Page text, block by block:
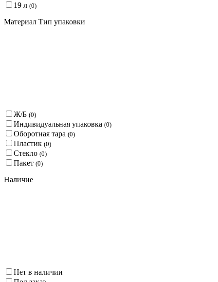
19 л (0)
Материал Тип упаковки
Ж/Б (0)
Индивидуальная упаковка (0)
Оборотная тара (0)
Пластик (0)
Стекло (0)
Пакет (0)
Наличие
Нет в наличии